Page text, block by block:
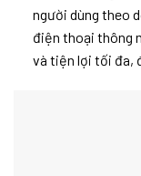
người dùng theo
điện thoại thông
và tiện lợi tối đa,